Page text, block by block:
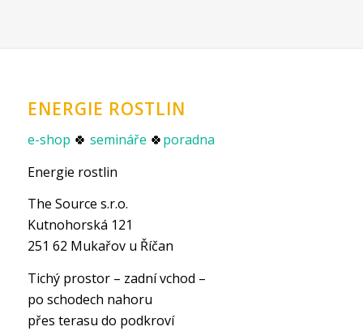
ENERGIE ROSTLIN
e-shop 🍀 semináře 🍀poradna
Energie rostlin
The Source s.r.o.
Kutnohorská 121
251 62 Mukařov u Říčan
Tichý prostor – zadní vchod –
po schodech nahoru
přes terasu do podkroví